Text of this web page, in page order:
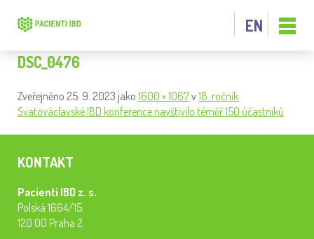
EN
DSC_0476
Zveřejněno 25. 9. 2023 jako 1600 × 1067v18. ročník
Svatováclavské IBD konference navštívilo téměř 150 účastníků
KONTAKT
Pacienti IBD z. s.
Polská 1664/15
120 00 Praha 2